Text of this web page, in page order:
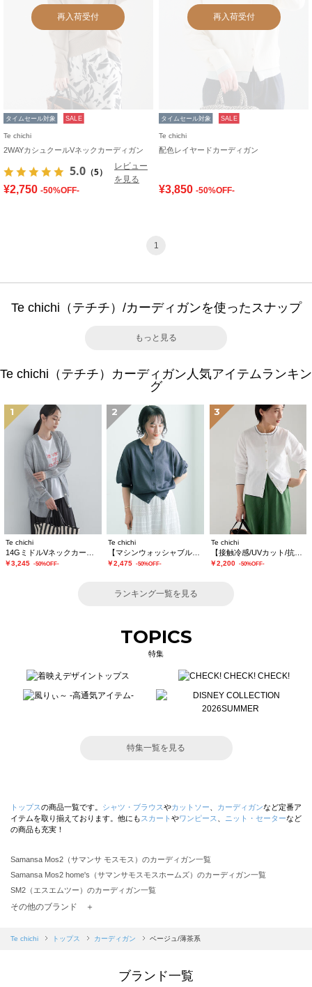
再入荷受付
タイムセール対象 SALE
Te chichi
2WAYカシュクールVネックカーディガン
5.0 （5）
レビュー
を見る
¥2,750 -50%OFF-
再入荷受付
タイムセール対象 SALE
Te chichi
配色レイヤードカーディガン
¥3,850 -50%OFF-
1
Te chichi（テチチ）/カーディガンを使ったスナップ
もっと見る
Te chichi（テチチ）カーディガン人気アイテムランキン
グ
1
Te chichi
￥3,245 -50%OFF-
2
Te chichi
￥2,475 -50%OFF-
3
Te chichi
【接触冷感/UVカット/抗菌防臭】14G綿ポリクルーカーディガン《新色追加》
￥2,200 -50%OFF-
ランキング一覧を見る
TOPICS
特集
特集一覧を見る
トップスの商品一覧です。 シャツ・ブラウスやカットソー カーディガンなど定番ア
イテムを取り揃えております。他にも スカート やワンピース ニット・セーターなど
の商品も充実！
Samansa Mos2（サマンサ モスモス）のカーディガン一覧
Samansa Mos2 home's（サマンサモスモスホームズ）のカーディガン一覧
SM2（エスエムツー）のカーディガン一覧
TSUHARU by Samansa Mos2（ツハルバイサマンサモスモス）のカーディガン一覧
Samansa Mos2 blue（サマンサモスモス ブルー）のカーディガン一覧
sō4ū（ソウフォーユー）のカーディガン一覧
その他のブランド ＋
Te chichi トップス カーディガン ベージュ/薄茶系
ブランド一覧